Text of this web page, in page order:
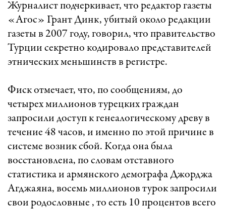
Журналист подчеркивает, что редактор газеты
«Агос» Грант Динк, убитый около редакции
газеты в 2007 году, говорил, что правительство
Турции секретно кодировало представителей
этнических меньшинств в регистре.
Фиск отмечает, что, по сообщениям, до
четырех миллионов турецких граждан
запросили доступ к генеалогическому древу в
течение 48 часов, и именно по этой причине в
системе возник сбой. Когда она была
восстановлена, по словам отставного
статистика и армянского демографа Джорджа
Агджаяна, восемь миллионов турок запросили
свои родословные , то есть 10 процентов всего